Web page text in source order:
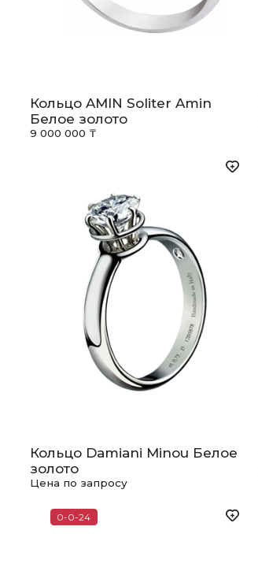
Кольцо AMIN Soliter Amin
Белое золото
9 000 000 ₸
Кольцо Damiani Minou Белое
золото
Цена по запросу
0-0-24